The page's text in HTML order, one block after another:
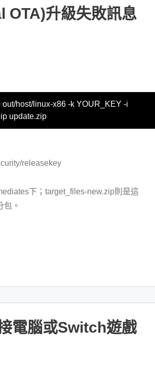
升級失敗訊息
host/linux-x86 -k YOUR_KEY -i
update.zip
releasekey
下；target_files-new.zip則是這
包。
電腦或Switch遊戲